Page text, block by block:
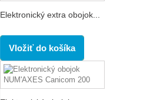
Elektronický extra obojok...
Vložiť do košíka